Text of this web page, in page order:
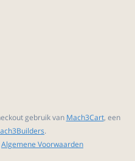
gebruik van Mach3Cart, een
.
Algemene Voorwaarden